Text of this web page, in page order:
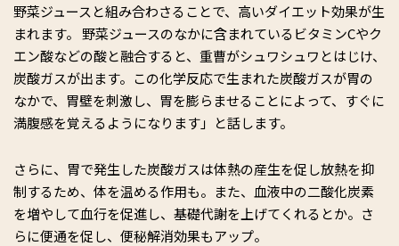
野菜ジュースと組み合わさることで、高いダイエット効果が生
まれます。 野菜ジュースのなかに含まれているビタミンCやク
エン酸などの酸と融合すると、重曹がシュワシュワとはじけ、
炭酸ガスが出ます。この化学反応で生まれた炭酸ガスが胃の
なかで、胃壁を刺激し、胃を膨らませることによって、すぐに
満腹感を覚えるようになります」と話します。
さらに、胃で発生した炭酸ガスは体熱の産生を促し放熱を抑
制するため、体を温める作用も。また、血液中の二酸化炭素
を増やして血行を促進し、基礎代謝を上げてくれるとか。さ
らに便通を促し、便秘解消効果もアップ。